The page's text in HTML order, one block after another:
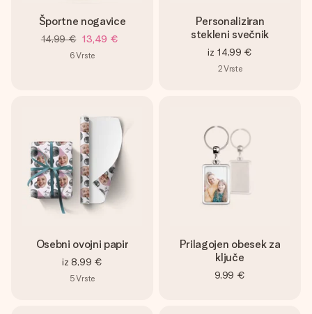
Športne nogavice
14,99 € 13,49 €
6Vrste
Personaliziran
stekleni svečnik
iz 14,99 €
2Vrste
Osebni ovojni papir
iz 8,99 €
5Vrste
Prilagojen obesek za
ključe
9,99 €